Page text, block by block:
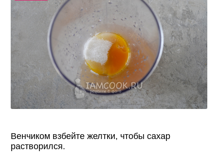
Венчиком взбейте желтки, чтобы сахар
растворился.